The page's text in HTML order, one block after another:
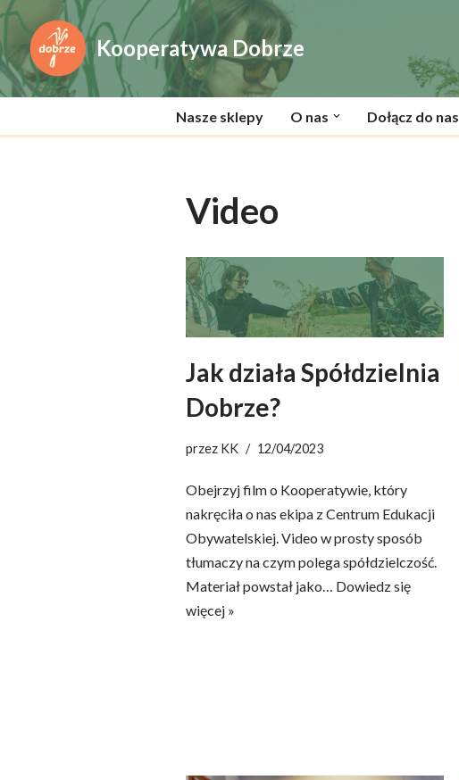
Przejdź
do
treści
Kooperatywa Dobrze
Nasze sklepy O nas Dołącz do nas
Video
Jak działa Spółdzielnia
Dobrze?
przez KK 12/04/2023
Obejrzyj film o Kooperatywie, który
nakręciła o nas ekipa z Centrum Edukacji
Obywatelskiej. Video w prosty sposób
tłumaczy na czym polega spółdzielczość.
Materiał powstał jako… Dowiedz się
więcej »